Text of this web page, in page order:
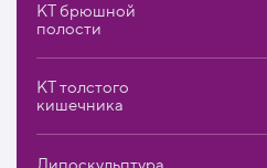
КТ брюшной
полости
КТ толстого
кишечника